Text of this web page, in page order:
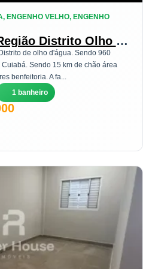
ENGENHO VELHO, ENGENHO
Distrito Olho D
do Leverger, MT
de olho d'água. Sendo 960
Sendo 15 km de chão área
benfeitoria. A fa...
1 banheiro